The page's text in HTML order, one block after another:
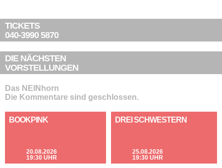
TICKETS
040-3990 5870
DIE NÄCHSTEN
VORSTELLUNGEN
Das NEINhorn
Die Kommentare sind geschlossen.
BOOKPINK
20.08.2026
19:30 UHR
DREI SCHWESTERN
25.08.2026
19:30 UHR